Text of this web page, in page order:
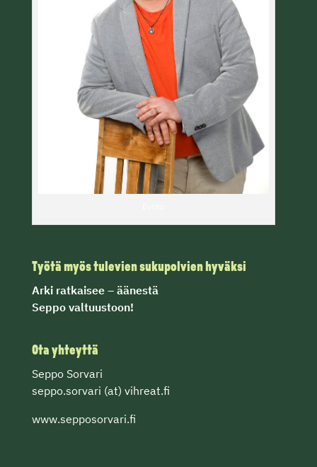
Työtä myös tulevien sukupolvien hyväksi
Arki ratkaisee– äänestä
Seppo valtuustoon!
Ota yhteyttä
Seppo Sorvari
seppo.sorvari (at) vihreat.fi
www.sepposorvari.fi